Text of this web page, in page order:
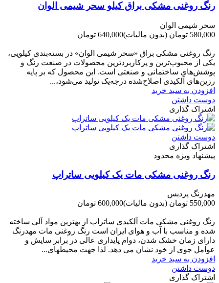
رنگ روغنی مشکی براق کیلو سحر شیمی الوان
سحر شیمی الوان
580,000 تومان
(بدون مالیات)640,000 تومان
رنگ روغنی مشکی براق «سحر شیمی الوان» در بسته‌بندی کیلویی،
یکی از محبوب‌ترین و پرکاربردترین محصولات در صنعت رنگ و
پوشش‌های ساختمانی و صنعتی است. این محصول که بر پایه
رزین‌های آلکیدی اصلاح‌شده درجه‌یک تولید می‌شود،...
افزودن به سبد خرید
دوست داشتن
اشتراک گذاری
دوست داشتن
اشتراک گذاری
پیشنهاد ویژه محدود
رنگ روغنی مشکی مات یک کیلویی ساتراپ
مهدرنگ پردیس
550,000 تومان
(بدون مالیات)600,000 تومان
رنگ روغنی مشکی مات آلکیدی ساتراپ از بهترین مواد آلی ساخته
شده و مناسب با آب و هوای ایران است رنگ روغنی مات مهدرنگ
دارای زﻣﺎن ﺧﺸﮏ ﺷﺪن، دوام ﭘﺎﯾﺪاری عالی در ﺑﺮاﺑﺮ ﺳﺎﯾﺶ و
ﻋﻮاﻣﻞ ﺟﻮی از ﺧﻮد ﻧﺸﺎن ﻣﯽ دﻫﺪ. ﻟﺬا ﺟﻬﺖ ﻣﺤﯿﻄ‌‌ﻬﺎی...
افزودن به سبد خرید
دوست داشتن
اشتراک گذاری